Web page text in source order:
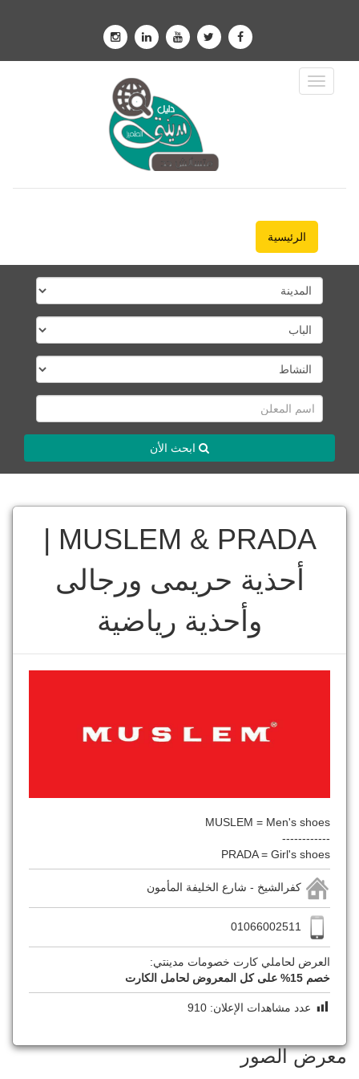
Toggle
Navigation
الرئيسية
ابحث الأن
MUSLEM & PRADA |
أحذية حريمى ورجالى
وأحذية رياضية
MUSLEM = Men's shoes
------------
PRADA = Girl's shoes
كفرالشيخ - شارع الخليفة المأمون
العرض لحاملي كارت خصومات مدينتي:
خصم 15% على كل المعروض لحامل الكارت
عدد مشاهدات الإعلان: 910
معرض الصور